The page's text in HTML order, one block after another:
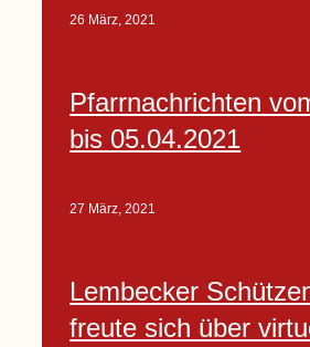
26 März, 2021
Pfarrnachrichten
bis 05.04.2021
27 März, 2021
Lembecker
freute sich über